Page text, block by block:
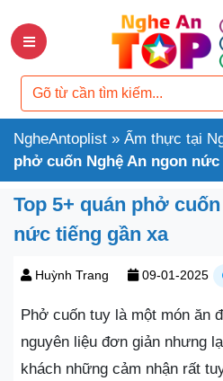
NgheAntoplist » Ẩm thực tại
phở cuốn Nghệ An ngon
Top 5+ quán phở
nức tiếng gần xa
Huỳnh Trang 09-01-2025
Phở cuốn tuy là một món ăn
nguyên liệu đơn giản nhưng
khách những cảm nhận rất